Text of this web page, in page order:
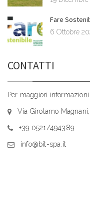
Fare
6 Ottobre
CONTATTI
Per maggiori
Via Girolamo
+39 0521/494389
info@bit-spa.it